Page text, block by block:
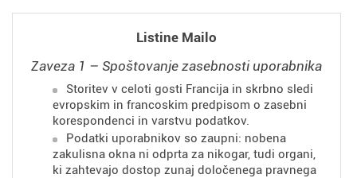
Listine Mailo
Zaveza 1 – Spoštovanje zasebnosti uporabnika
Storitev v celoti gosti Francija in skrbno sledi
evropskim in francoskim predpisom o zasebni
korespondenci in varstvu podatkov.
Podatki uporabnikov so zaupni: nobena
zakulisna okna ni odprta za nikogar, tudi organi,
ki zahtevajo dostop zunaj določenega pravnega